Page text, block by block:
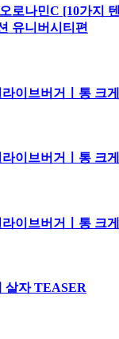
로나민C [10가지
유니버시티편
이브버거ㅣ통 크
이브버거ㅣ통 크
이브버거ㅣ통 크
살자 TEASER